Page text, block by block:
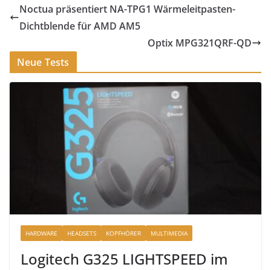
Noctua präsentiert NA-TPG1 Wärmeleitpasten-
Dichtblende für AMD AM5
Optix MPG321QRF-QD
Neue Tests
HARDWARE HEADSETS KOPFHÖRER MULTIMEDIA
Logitech G325 LIGHTSPEED im